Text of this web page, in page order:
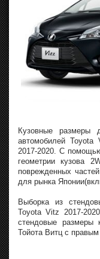
Кузовные размеры
автомобилей Toyota
2017-2020. С
геометрии кузова
поврежденных
для рынка
Выборка из
Toyota Vitz 2017-
стендовые размеры
Тойота Витц с